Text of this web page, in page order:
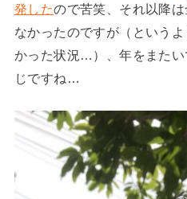
発したので苦笑、それ以降
なかったのですが（という
かった状況…）、年をまた
じですね…